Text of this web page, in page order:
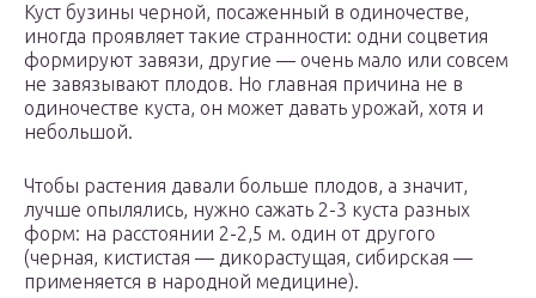
Куст бузины черной, посаженный в одиночестве,
иногда проявляет такие странности: одни соцветия
формируют завязи, другие — очень мало или совсем
не завязывают плодов. Но главная причина не в
одиночестве куста, он может давать урожай, хотя и
небольшой.
Чтобы растения давали больше плодов, а значит,
лучше опылялись, нужно сажать 2-3 куста разных
форм: на расстоянии 2-2,5 м. один от другого
(черная, кистистая — дикорастущая, сибирская —
применяется в народной медицине).